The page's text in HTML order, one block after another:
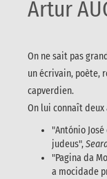
Artur
On ne sait pas
un écrivain, poète,
capverdien.
On lui connaît
"António
judeus",
"Pagina da
a mocidade